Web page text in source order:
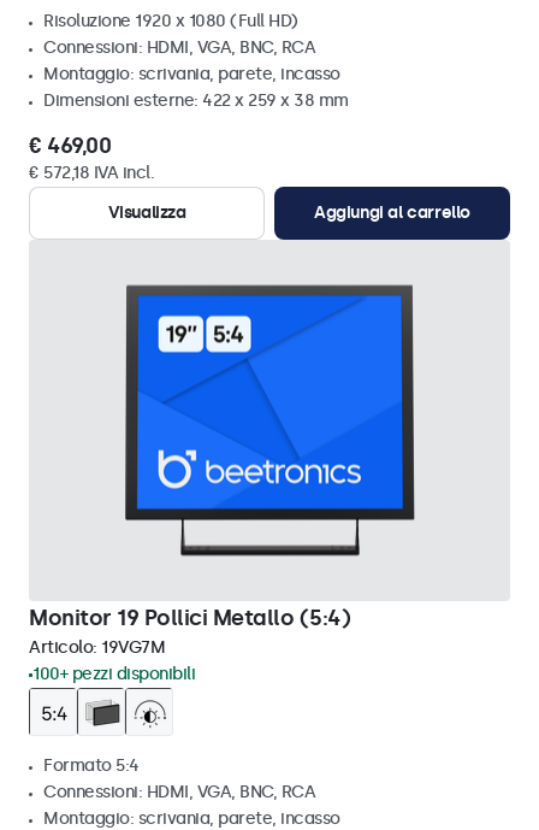
Risoluzione 1920 x 1080 (Full HD)
Connessioni: HDMI, VGA, BNC, RCA
Montaggio: scrivania, parete, incasso
Dimensioni esterne: 422 x 259 x 38 mm
€ 469,00
€ 572,18 IVA incl.
Visualizza
Aggiungi al carrello
Monitor 19 Pollici Metallo (5:4)
Articolo: 19VG7M
100+ pezzi disponibili
Formato 5:4
Connessioni: HDMI, VGA, BNC, RCA
Montaggio: scrivania, parete, incasso